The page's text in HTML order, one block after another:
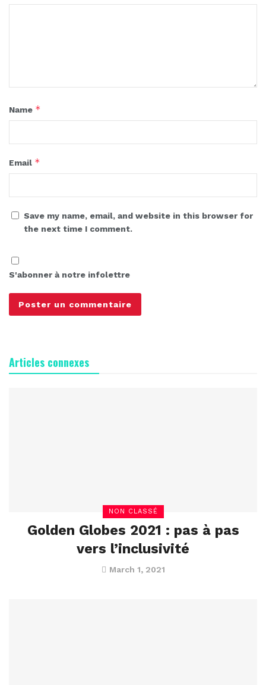
Name *
Email *
Save my name, email, and website in this browser for
the next time I comment.
S'abonner à notre infolettre
Articles connexes
NON CLASSÉ
Golden Globes 2021 : pas à pas
vers l’inclusivité
March 1, 2021